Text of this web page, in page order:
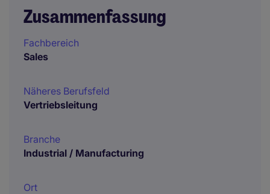
Zusammenfassung
Fachbereich
Sales
Näheres Berufsfeld
Vertriebsleitung
Branche
Industrial / Manufacturing
Ort